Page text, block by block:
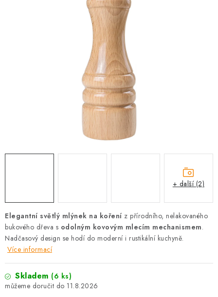
MATERIÁLY A TVOŘENÍ
Stav objednávky
Reklamace a vrácení zboží
Jak nakupovat
Elegantní světlý mlýnek na koření z přírodního, nelakovaného
bukového dřeva s odolným kovovým mlecím mechanismem.
Nadčasový design se hodí do moderní i rustikální kuchyně.
Více informací
Skladem (6 ks)
11.8.2026
+ další (2)